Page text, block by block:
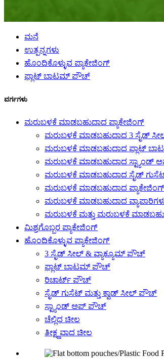
ಮನೆ
ಉತ್ಪನ್ನಗಳು
ಹೊಂದಿಕೊಳ್ಳುವ ಪ್ಯಾಕೇಜಿಂಗ್
ಫ್ಲಾಟ್ ಬಾಟಮ್ ಪೌಚ್
ವರ್ಗಗಳು
ಮರುಬಳಕೆ ಮಾಡಬಹುದಾದ ಪ್ಯಾಕೇಜಿಂಗ್
ಮರುಬಳಕೆ ಮಾಡಬಹುದಾದ 3 ಸೈಡ್
ಮರುಬಳಕೆ ಮಾಡಬಹುದಾದ ಫ್ಲಾಟ್
ಮರುಬಳಕೆ ಮಾಡಬಹುದಾದ ಸ್ಟ್ಯಾಂಡ್
ಮರುಬಳಕೆ ಮಾಡಬಹುದಾದ ಸೈಡ್
ಮರುಬಳಕೆ ಮಾಡಬಹುದಾದ
ಮರುಬಳಕೆ ಮಾಡಬಹುದಾದ
ಮರುಬಳಕೆ ಮತ್ತು ಮರುಬಳಕೆ
ಮಿಶ್ರಗೊಬ್ಬರ ಪ್ಯಾಕೇಜಿಂಗ್
ಹೊಂದಿಕೊಳ್ಳುವ ಪ್ಯಾಕೇಜಿಂಗ್
3 ಸೈಡ್ ಸೀಲ್ & ವ್ಯಾಕ್ಯೂಮ್ ಪೌಚ್
ಫ್ಲಾಟ್ ಬಾಟಮ್ ಪೌಚ್
ರಿಚಾರ್ಟ್ ಪೌಚ್
ಸೈಡ್ ಗುಸೆಟ್ ಮತ್ತು ಕ್ವಾಡ್ ಸೀಲ್ ಪೌಚ್
ಸ್ಟ್ಯಾಂಡ್ ಅಪ್ ಪೌಚ್
ಚೆಲ್ಲಿದ ಚೀಲ
ತೀಕ್ಷ್ಣವಾದ ಚೀಲ